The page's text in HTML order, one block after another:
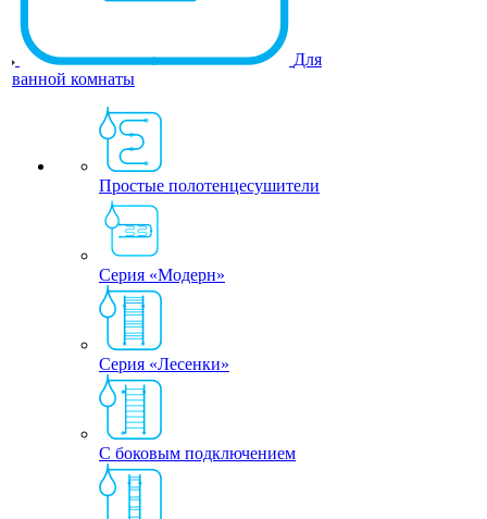
Для
ванной комнаты
Простые полотенцесушители
Серия «Модерн»
Серия «Лесенки»
С боковым подключением